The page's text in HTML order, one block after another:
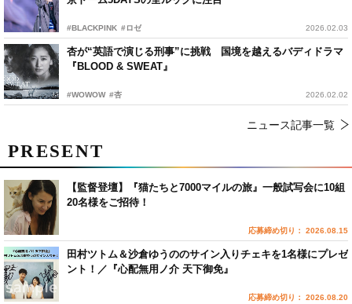
#BLACKPINK #ロゼ 2026.02.03
杏が“英語で演じる刑事”に挑戦 国境を越えるバディドラマ
『BLOOD & SWEAT』
#WOWOW #杏 2026.02.02
ニュース記事一覧
PRESENT
【監督登壇】『猫たちと7000マイルの旅』一般試写会に10組
20名様をご招待！
応募締め切り： 2026.08.15
田村ツトム＆沙倉ゆうののサイン入りチェキを1名様にプレゼ
ント！／『心配無用ノ介 天下御免』
応募締め切り： 2026.08.20